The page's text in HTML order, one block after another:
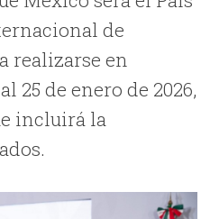
de
realizarse en
25 de enero de 2026,
incluirá la